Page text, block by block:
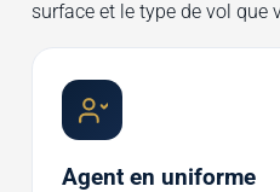
surface et le type de vol que
Agent en uniforme